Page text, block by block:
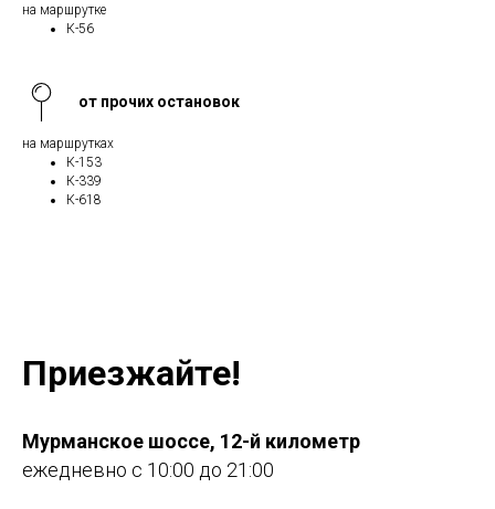
на маршрутке
К-56
от прочих остановок
на маршрутках
К-153
К-339
К-618
Приезжайте!
Мурманское шоссе, 12-й километр
ежедневно с 10:00 до 21:00